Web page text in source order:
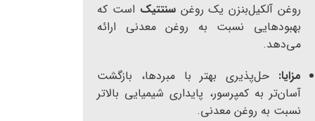
روغن آلکیل‌بنزن یک روغنسنتتیک است که
بهبودهایی نسبت به روغن معدنی ارائه
می‌دهد.
مزایا: حل‌پذیری بهتر با مبردها، بازگشت
آسان‌تر به کمپرسور، پایداری شیمیایی بالاتر
نسبت به روغن معدنی.